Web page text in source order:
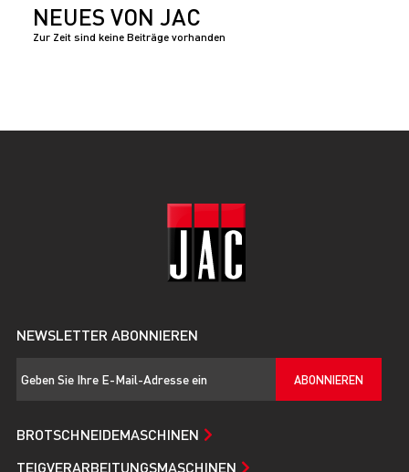
NEUES VON JAC
Zur Zeit sind keine Beiträge vorhanden
NEWSLETTER ABONNIEREN
ABONNIEREN
BROTSCHNEIDEMASCHINEN
TEIGVERARBEITUNGSMASCHINEN